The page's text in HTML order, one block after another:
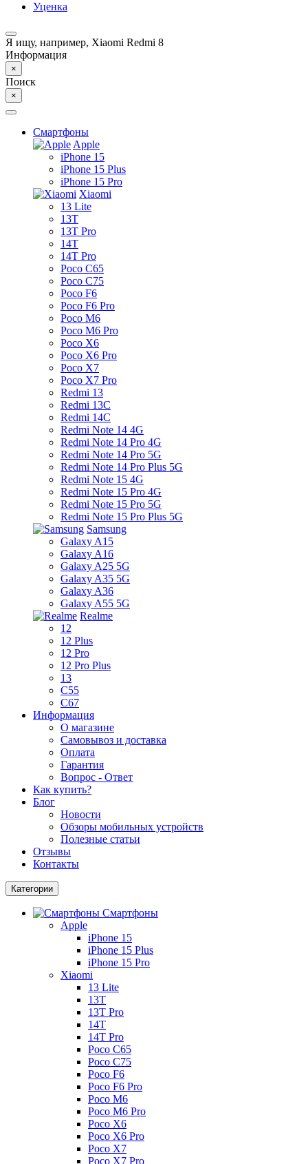
Уценка
Я ищу, например, Xiaomi Redmi 8
Информация
×
Поиск
×
Смартфоны
Apple
iPhone 15
iPhone 15 Plus
iPhone 15 Pro
Xiaomi
13 Lite
13T
13T Pro
14T
14T Pro
Poco C65
Poco C75
Poco F6
Poco F6 Pro
Poco M6
Poco M6 Pro
Poco X6
Poco X6 Pro
Poco X7
Poco X7 Pro
Redmi 13
Redmi 13C
Redmi 14C
Redmi Note 14 4G
Redmi Note 14 Pro 4G
Redmi Note 14 Pro 5G
Redmi Note 14 Pro Plus 5G
Redmi Note 15 4G
Redmi Note 15 Pro 4G
Redmi Note 15 Pro 5G
Redmi Note 15 Pro Plus 5G
Samsung
Galaxy A15
Galaxy A16
Galaxy A25 5G
Galaxy A35 5G
Galaxy A36
Galaxy A55 5G
Realme
12
12 Plus
12 Pro
12 Pro Plus
13
C55
C67
Информация
О магазине
Самовывоз и доставка
Оплата
Гарантия
Вопрос - Ответ
Как купить?
Блог
Новости
Обзоры мобильных устройств
Полезные статьи
Отзывы
Контакты
Категории
Смартфоны
Apple
iPhone 15
iPhone 15 Plus
iPhone 15 Pro
Xiaomi
13 Lite
13T
13T Pro
14T
14T Pro
Poco C65
Poco C75
Poco F6
Poco F6 Pro
Poco M6
Poco M6 Pro
Poco X6
Poco X6 Pro
Poco X7
Poco X7 Pro